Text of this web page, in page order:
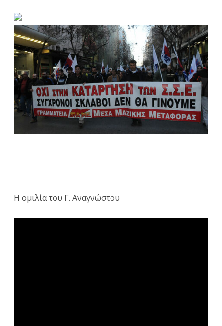
Η ομιλία του Γ. Αναγνώστου